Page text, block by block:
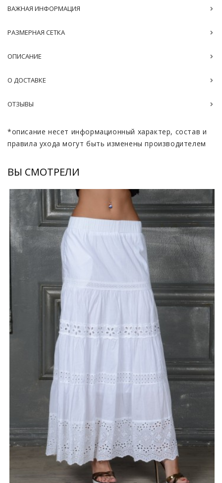
ВАЖНАЯ ИНФОРМАЦИЯ
РАЗМЕРНАЯ СЕТКА
ОПИСАНИЕ
О ДОСТАВКЕ
ОТЗЫВЫ
*описание несет информационный характер, состав и
правила ухода могут быть изменены производителем
ВЫ СМОТРЕЛИ